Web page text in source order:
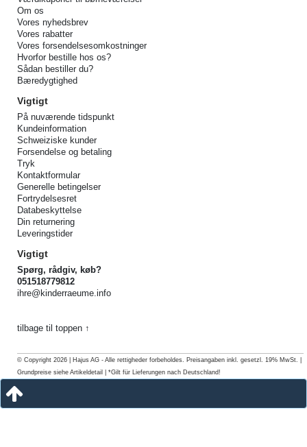
Om os
Vores nyhedsbrev
Vores rabatter
Vores forsendelsesomkostninger
Hvorfor bestille hos os?
Sådan bestiller du?
Bæredygtighed
Vigtigt
På nuværende tidspunkt
Kundeinformation
Schweiziske kunder
Forsendelse og betaling
Tryk
Kontaktformular
Generelle betingelser
Fortrydelsesret
Databeskyttelse
Din returnering
Leveringstider
Vigtigt
Spørg, rådgiv, køb?
051518779812
ihre@kinderraeume.info
tilbage til toppen ↑
© Copyright 2026 | Hajus AG - Alle rettigheder forbeholdes. Preisangaben inkl. gesetzl. 19% MwSt. |
Grundpreise siehe Artikeldetail | *Gilt für Lieferungen nach Deutschland!